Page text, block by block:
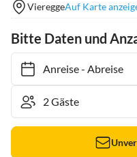
ViereggeAuf Karte
Bitte Daten und
Anreise- Abreise